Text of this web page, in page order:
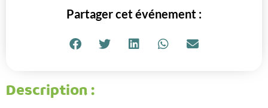
Partager cet événement :
Description :